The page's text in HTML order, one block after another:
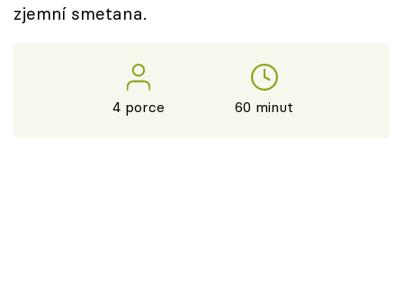
zjemní smetana.
4 porce 60 minut